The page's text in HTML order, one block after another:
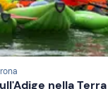
nella